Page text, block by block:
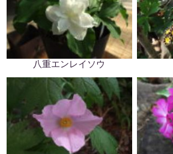
八重エンレイソウ